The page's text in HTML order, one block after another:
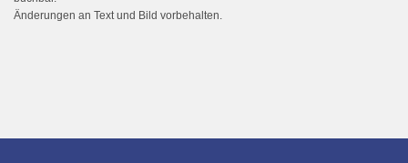
Änderungen an Text und Bild vorbehalten.